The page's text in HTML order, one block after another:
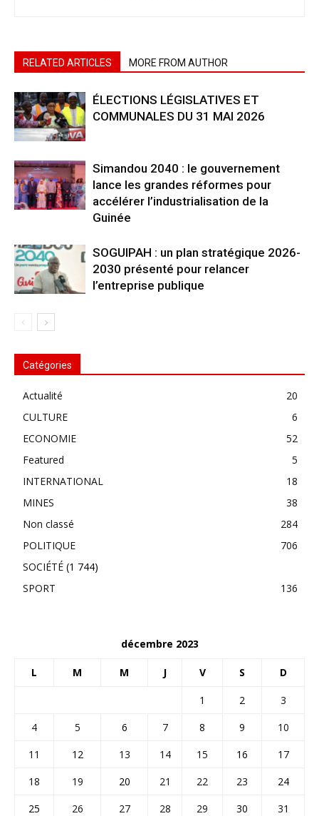
RELATED ARTICLES MORE FROM AUTHOR
ÉLECTIONS LÉGISLATIVES ET
COMMUNALES DU 31 MAI 2026
Simandou 2040 : le gouvernement
lance les grandes réformes pour
accélérer l’industrialisation de la
Guinée
SOGUIPAH : un plan stratégique 2026-
2030 présenté pour relancer
l’entreprise publique
Catégories
Actualité
20
CULTURE
6
ECONOMIE
52
Featured
5
INTERNATIONAL
18
MINES
38
Non classé
284
POLITIQUE
706
SOCIÉTÉ (1 744)
SPORT
136
décembre 2023
L M M J V S D
1 2
3
4
5 6 7 8 9
10
11
12 13 14 15 16
17
18
19 20 21 22 23
24
25
26 27 28 29 30 31